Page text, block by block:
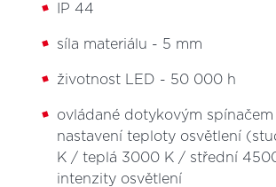
IP 44
síla materiálu - 5 mm
životnost LED - 50 000 h
ovládané dotykovým
nastavení teploty osvětlení
K / teplá 3000 K / střední
intenzity osvětlení